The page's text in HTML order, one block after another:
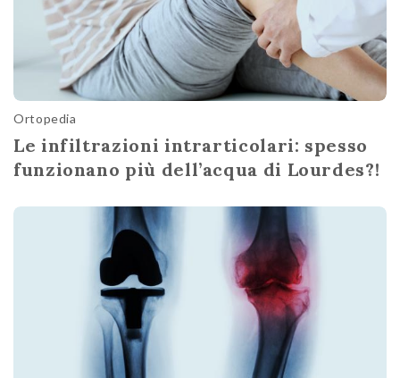
Ortopedia
Le infiltrazioni intrarticolari: spesso
funzionano più dell’acqua di Lourdes?!